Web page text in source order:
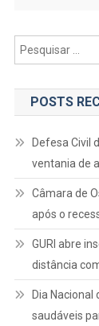
POSTS
Defesa Civil
ventania de
Câmara de
após o
GURI abre
distância
Dia
saudáveis